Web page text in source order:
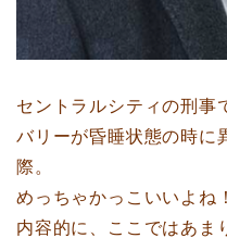
セントラルシティの刑事
バリーが昏睡状態の時に
際。
めっちゃかっこいいよね
内容的に、ここではあま